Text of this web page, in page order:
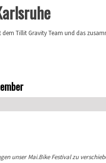
Tillit Gravity Team und das
unser Mai.Bike Festival zu